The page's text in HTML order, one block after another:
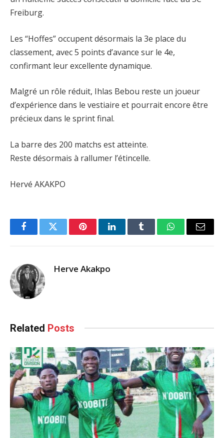
Freiburg.
Les “Hoffes” occupent désormais la 3e place du
classement, avec 5 points d’avance sur le 4e,
confirmant leur excellente dynamique.
Malgré un rôle réduit, Ihlas Bebou reste un joueur
d’expérience dans le vestiaire et pourrait encore être
précieux dans le sprint final.
La barre des 200 matchs est atteinte.
Reste désormais à rallumer l’étincelle.
Hervé AKAKPO
FacebookTwitter PinterestLinkedInTumblr WhatsAppEmail
Herve Akakpo
Related Posts